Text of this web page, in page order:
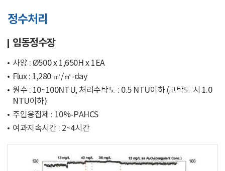
정수처리
임동정수장
사양 : Ø500 x 1,650H x 1EA
Flux : 1,280 ㎥/㎡-day
원수 : 10~100NTU, 처리수탁도 : 0.5 NTU이하 (고탁도 시 1.0
NTU이하)
주입응집제 : 10%-PAHCS
여과지속시간 : 2~4시간